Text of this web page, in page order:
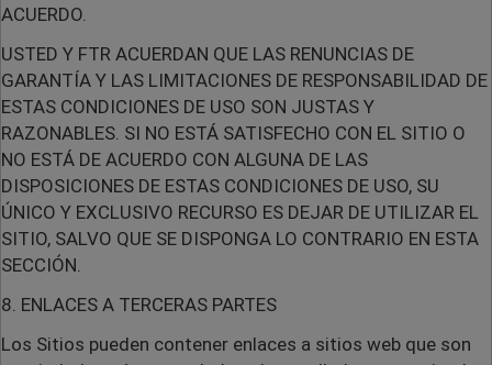
ACUERDO.
USTED Y FTR ACUERDAN QUE LAS RENUNCIAS DE
GARANTÍA Y LAS LIMITACIONES DE RESPONSABILIDAD DE
ESTAS CONDICIONES DE USO SON JUSTAS Y
RAZONABLES. SI NO ESTÁ SATISFECHO CON EL SITIO O
NO ESTÁ DE ACUERDO CON ALGUNA DE LAS
DISPOSICIONES DE ESTAS CONDICIONES DE USO, SU
ÚNICO Y EXCLUSIVO RECURSO ES DEJAR DE UTILIZAR EL
SITIO, SALVO QUE SE DISPONGA LO CONTRARIO EN ESTA
SECCIÓN.
8. ENLACES A TERCERAS PARTES
Los Sitios pueden contener enlaces a sitios web que son